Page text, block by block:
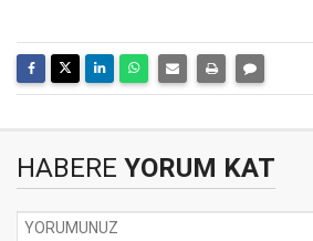
HABERE YORUM KAT